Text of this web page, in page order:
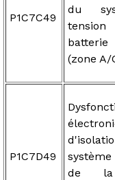
P1C7C49
du
batterie
(zone A/
P1C7D49
de la